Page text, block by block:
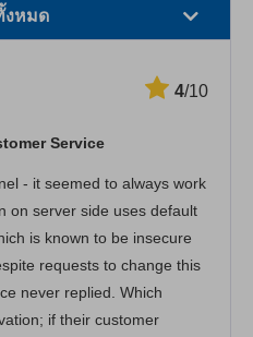
งหมด
ารลูกค้า
4/10
Service
- it seemed to always work
on server side uses default
is known to be insecure
requests to change this
never replied. Which
if their customer